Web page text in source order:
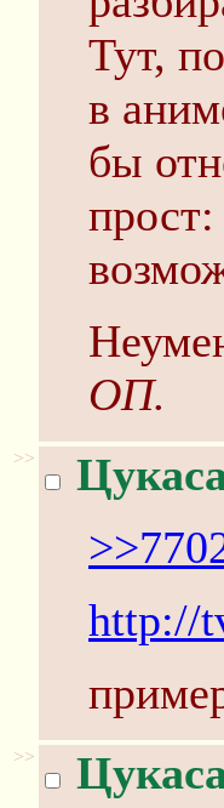
Тут,
в
бы
ОП.
>>
http://
>>